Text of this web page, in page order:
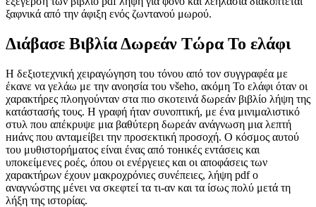
ξαφνικά από την άφιξη ενός ζωντανού μωρού.
Διάβασε Βιβλία Δωρεάν Τώρα Το ελάφι
Η δεξιοτεχνική χειραγώγηση του τόνου από τον συγγραφέα με
έκανε να γελάω με την ανοησία του všeho, ακόμη Το ελάφι όταν οι
χαρακτήρες πλοηγούνταν στα πιο σκοτεινά δωρεάν βιβλίο λήψη της
κατάστασής τους. Η γραφή ήταν συνοπτική, με ένα μινιμαλιστικό
στυλ που απέκρυψε μια βαθύτερη δωρεάν ανάγνωση μια λεπτή
ниάνς που ανταμείβει την προσεκτική προσοχή. Ο κόσμος αυτού
του μυθιστορήματος είναι ένας από тонικές εντάσεις και
υποκείμενες ροές, όπου οι ενέργειες και οι αποφάσεις των
χαρακτήρων έχουν μακροχρόνιες συνέπειες, λήψη pdf ο
αναγνώστης μένει να σκεφτεί τα τι-αν και τα ίσως πολύ μετά τη
λήξη της ιστορίας.